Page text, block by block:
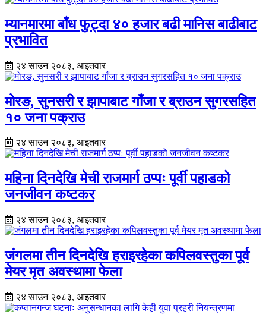
म्यानमारमा बाँध फुट्दा ४० हजार बढी मानिस बाढीबाट
प्रभावित
२४ साउन २०८३, आइतवार
मोरङ, सुनसरी र झापाबाट गाँजा र ब्राउन सुगरसहित
१० जना पक्राउ
२४ साउन २०८३, आइतवार
महिना दिनदेखि मेची राजमार्ग ठप्पः पूर्वी पहाडको
जनजीवन कष्टकर
२४ साउन २०८३, आइतवार
जंगलमा तीन दिनदेखि हराइरहेका कपिलवस्तुका पूर्व
मेयर मृत अवस्थामा फेला
२४ साउन २०८३, आइतवार